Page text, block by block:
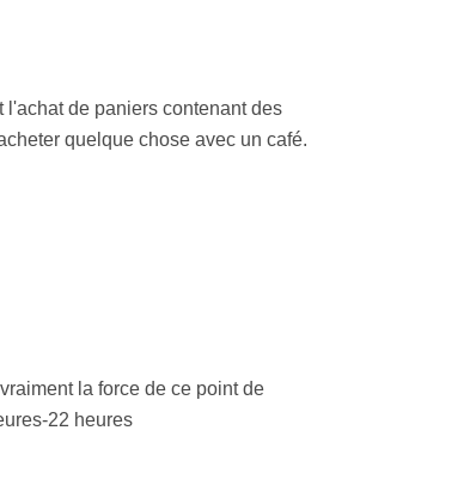
de paniers contenant des
quelque chose avec un café.
la force de ce point de
22 heures